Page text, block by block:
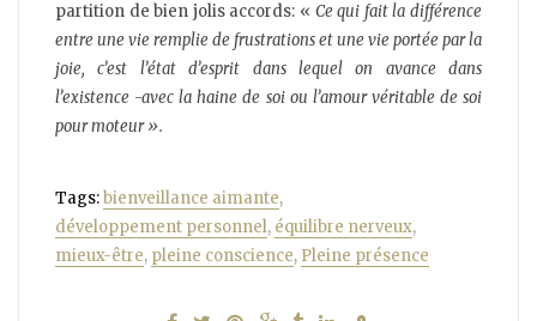
partition de bien jolis accords: « Ce qui fait la différence
entre une vie remplie de frustrations et une vie portée par la
joie, c’est l’état d’esprit dans lequel on avance dans
l’existence -avec la haine de soi ou l’amour véritable de soi
pour moteur ».
Tags:bienveillance aimante,
développement personnel, équilibre nerveux,
mieux-être, pleine conscience, Pleine présence